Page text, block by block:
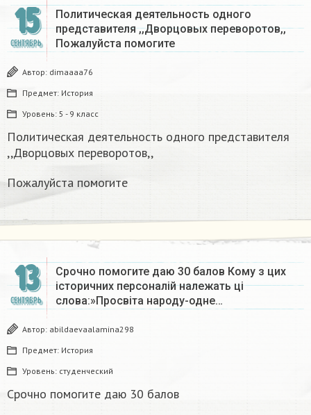
15
СЕНТЯБРЬ
Политическая деятельность одного
представителя ,,Дворцовых переворотов,,
Пожалуйста помогите
Автор: dimaaaa76
Предмет: История
Уровень: 5 - 9 класс
Политическая деятельность одного представителя
,,Дворцовых переворотов,,
Пожалуйста помогите
13
СЕНТЯБРЬ
Срочно помогите даю 30 балов Кому з цих
історичних персоналій належать ці
слова:»Просвіта народу-одне…
Автор: abildaevaalamina298
Предмет: История
Уровень: студенческий
Срочно помогите даю 30 балов